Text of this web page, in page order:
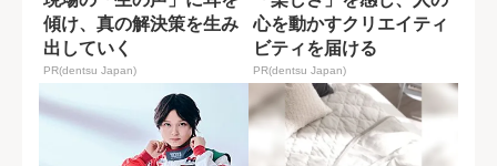
傾け、真の解決策を生み
出していく
PR(dentsu Japan)
心を動かすクリエイティ
ビティを届ける
PR(dentsu Japan)